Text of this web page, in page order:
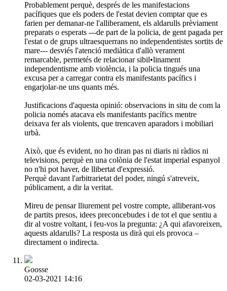
Probablement perquè, després de les manifestacions
pacífiques que els poders de l'estat devien comptar que es
farien per demanar-ne l'alliberament, els aldarulls prèviament
preparats o esperats ---de part de la policia, de gent pagada per
l'estat o de grups ultraesquerrans no independentistes sortits de
mare--- desviés l'atenció mediàtica d'allò verament
remarcable, permetés de relacionar sibil•linament
independentisme amb violència, i la policia tingués una
excusa per a carregar contra els manifestants pacífics i
engarjolar-ne uns quants més.
Justificacions d'aquesta opinió: observacions in situ de com la
policia només atacava els manifestants pacífics mentre
deixava fer als violents, que trencaven aparadors i mobiliari
urbà.
Això, que és evident, no ho diran pas ni diaris ni ràdios ni
televisions, perquè en una colònia de l'estat imperial espanyol
no n'hi pot haver, de llibertat d'expressió.
Perquè davant l'arbitrarietat del poder, ningú s'atreveix,
públicament, a dir la veritat.
Mireu de pensar lliurement pel vostre compte, alliberant-vos
de partits presos, idees preconcebudes i de tot el que sentiu a
dir al vostre voltant, i feu-vos la pregunta: ¿A qui afavoreixen,
aquests aldarulls? La resposta us dirà qui els provoca –
directament o indirecta.
Goosse
02-03-2021 14:16